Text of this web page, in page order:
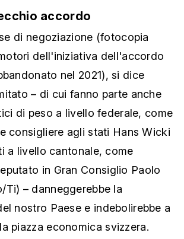
accordo
di negoziazione (fotocopia
dell'iniziativa dell'accordo
nel 2021), si dice
– di cui fanno parte anche
di peso a livello federale, come
consigliere agli stati Hans Wicki
a livello cantonale, come
in Gran Consiglio Paolo
Ti) – danneggerebbe la
nostro Paese e indebolirebbe a
piazza economica svizzera.